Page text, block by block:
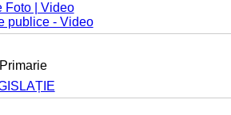
Foto | Video
publice - Video